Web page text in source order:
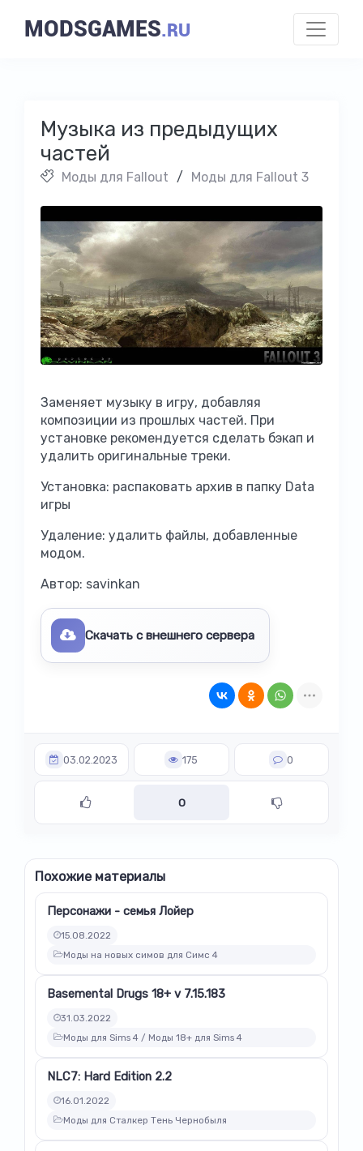
MODSGAMES.RU
Музыка из предыдущих
частей
Моды для Fallout / Моды для Fallout 3
Заменяет музыку в игру, добавляя
композиции из прошлых частей. При
установке рекомендуется сделать бэкап и
удалить оригинальные треки.
Установка: распаковать архив в папку Data
игры
Удаление: удалить файлы, добавленные
модом.
Автор: savinkan
Скачать с внешнего сервера
03.02.2023 175 0
0
Похожие материалы
Персонажи - семья Лойер
15.08.2022
Моды на новых симов для Симс 4
Basemental Drugs 18+ v 7.15.183
31.03.2022
Моды для Sims 4 / Моды 18+ для Sims 4
NLC7: Hard Edition 2.2
16.01.2022
Моды для Сталкер Тень Чернобыля